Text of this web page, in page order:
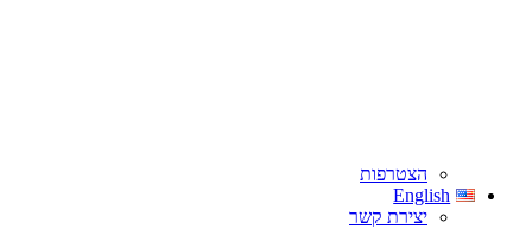
הצטרפות
English
יצירת קשר